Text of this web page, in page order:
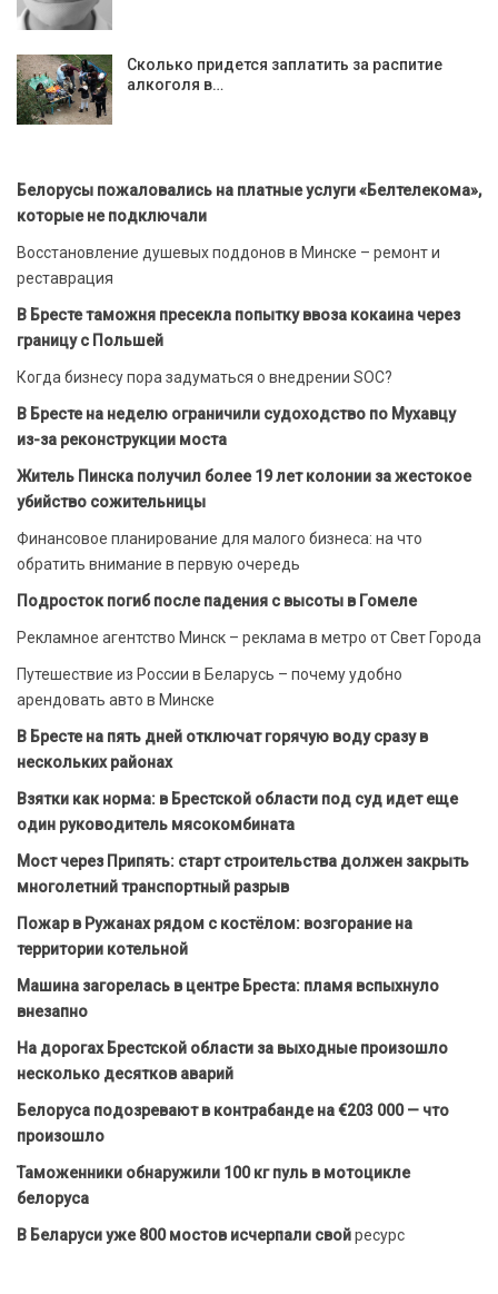
Сколько придется заплатить за распитие
алкоголя в…
Белорусы пожаловались на платные услуги «Белтелекома»,
которые не подключали
Восстановление душевых поддонов в Минске – ремонт и
реставрация
В Бресте таможня пресекла попытку ввоза кокаина через
границу с Польшей
Когда бизнесу пора задуматься о внедрении SOC?
В Бресте на неделю ограничили судоходство по Мухавцу
из-за реконструкции моста
Житель Пинска получил более 19 лет колонии за жестокое
убийство сожительницы
Финансовое планирование для малого бизнеса: на что
обратить внимание в первую очередь
Подросток погиб после падения с высоты в Гомеле
Рекламное агентство Минск – реклама в метро от Свет Города
Путешествие из России в Беларусь – почему удобно
арендовать авто в Минске
В Бресте на пять дней отключат горячую воду сразу в
нескольких районах
Взятки как норма: в Брестской области под суд идет еще
один руководитель мясокомбината
Мост через Припять: старт строительства должен закрыть
многолетний транспортный разрыв
Пожар в Ружанах рядом с костёлом: возгорание на
территории котельной
Машина загорелась в центре Бреста: пламя вспыхнуло
внезапно
На дорогах Брестской области за выходные произошло
несколько десятков аварий
Белоруса подозревают в контрабанде на €203 000 — что
произошло
Таможенники обнаружили 100 кг пуль в мотоцикле
белоруса
В Беларуси уже 800 мостов исчерпали свойресурс